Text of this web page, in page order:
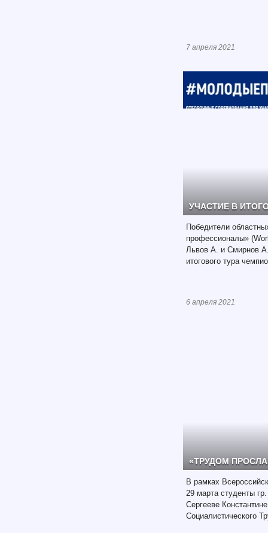
7 апреля 2021
УЧАСТИЕ В
Победители
профессионалы»
Львов А. и Смирнов
итогового тура
6 апреля 2021
«ТРУДОМ
В рамках
29 марта студенты
Сергееве
Социалистического